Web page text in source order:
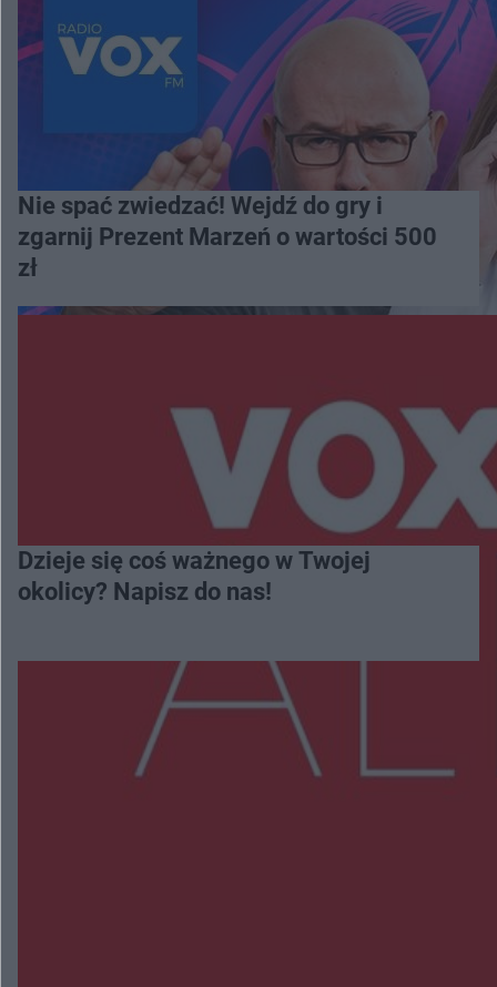
Nie spać zwiedzać! Wejdź do gry i
zgarnij Prezent Marzeń o wartości 500
zł
Dzieje się coś ważnego w Twojej
okolicy? Napisz do nas!
Więcej